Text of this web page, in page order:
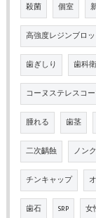
殺菌 個室
高強度レジンブロ
歯ぎしり 歯科
コーヌステレスコ
腫れる 歯茎
二次齲蝕 ノン
チンキャップ
歯石 SRP 女